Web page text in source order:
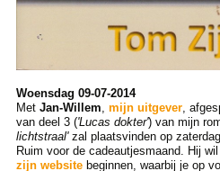
Woensdag 09-07-2014
Met Jan-Willem, mijn uitgever,
van deel 3 ('Lucas dokter') van mijn
lichtstraal'zal plaatsvinden op
Ruim voor de cadeautjesmaand. Hij
zijn websitebeginnen, waarbij je op